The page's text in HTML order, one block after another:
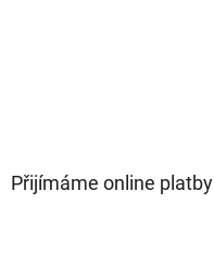
Přijímáme online platby